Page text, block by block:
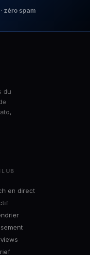
zéro spam
du
en direct